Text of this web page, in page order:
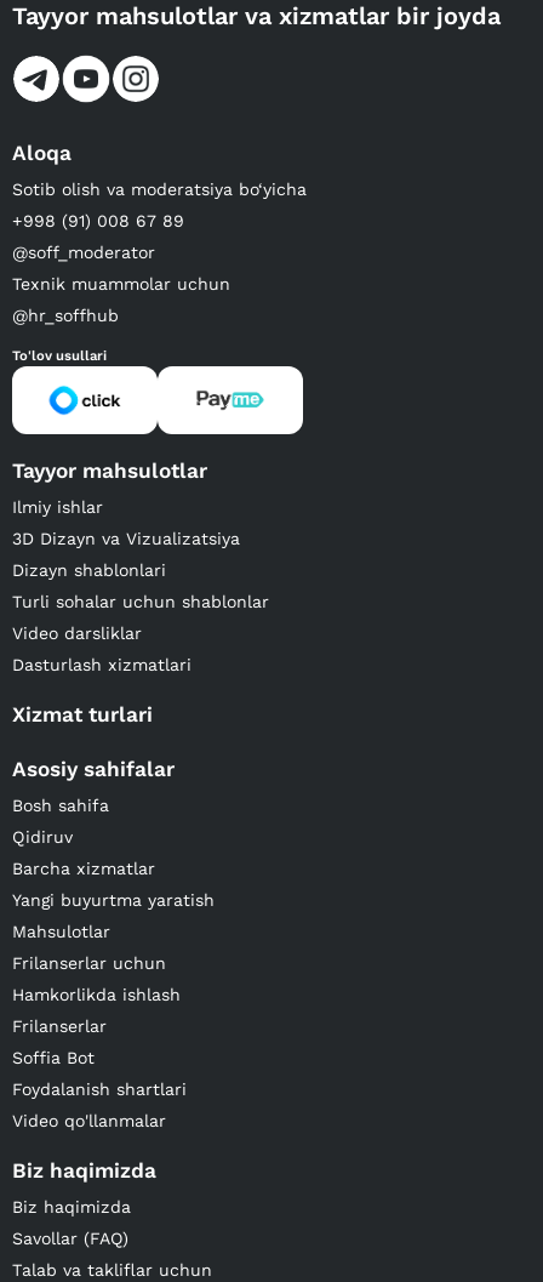
Tayyor mahsulotlar va xizmatlar bir joyda
Aloqa
Sotib olish va moderatsiya bo‘yicha
+998 (91) 008 67 89
@soff_moderator
Texnik muammolar uchun
@hr_soffhub
To'lov usullari
Tayyor mahsulotlar
Ilmiy ishlar
3D Dizayn va Vizualizatsiya
Dizayn shablonlari
Turli sohalar uchun shablonlar
Video darsliklar
Dasturlash xizmatlari
Xizmat turlari
Asosiy sahifalar
Bosh sahifa
Qidiruv
Barcha xizmatlar
Yangi buyurtma yaratish
Mahsulotlar
Frilanserlar uchun
Hamkorlikda ishlash
Frilanserlar
Soffia Bot
Foydalanish shartlari
Video qo'llanmalar
Biz haqimizda
Biz haqimizda
Savollar (FAQ)
Talab va takliflar uchun